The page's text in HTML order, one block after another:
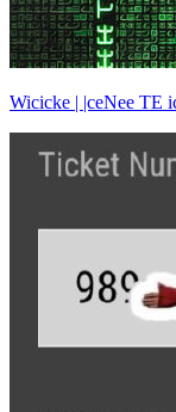
Wicicke | |ceNee TE